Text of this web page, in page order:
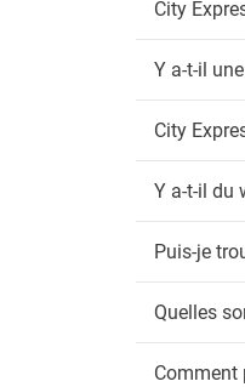
City
Y a-t-il
City
Y a-t-il du
Puis-je
Quelles
Comment